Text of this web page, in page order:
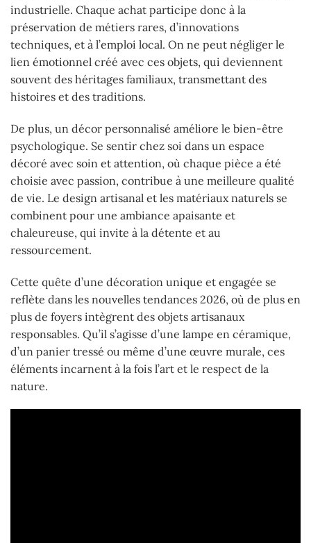
industrielle. Chaque achat participe donc à la
préservation de métiers rares, d’innovations
techniques, et à l’emploi local. On ne peut négliger le
lien émotionnel créé avec ces objets, qui deviennent
souvent des héritages familiaux, transmettant des
histoires et des traditions.
De plus, un décor personnalisé améliore le bien-être
psychologique. Se sentir chez soi dans un espace
décoré avec soin et attention, où chaque pièce a été
choisie avec passion, contribue à une meilleure qualité
de vie. Le design artisanal et les matériaux naturels se
combinent pour une ambiance apaisante et
chaleureuse, qui invite à la détente et au
ressourcement.
Cette quête d’une décoration unique et engagée se
reflète dans les nouvelles tendances 2026, où de plus en
plus de foyers intègrent des objets artisanaux
responsables. Qu’il s’agisse d’une lampe en céramique,
d’un panier tressé ou même d’une œuvre murale, ces
éléments incarnent à la fois l’art et le respect de la
nature.